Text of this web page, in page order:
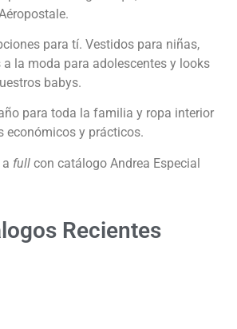
para tí. Vestidos para niñas,
la moda para adolescentes y looks
babys.
para toda la familia y ropa interior
económicos y prácticos.
full con catálogo Andrea Especial
Recientes